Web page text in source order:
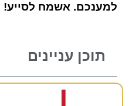
למענכם. אשמח לסייע!
תוכן עניינים